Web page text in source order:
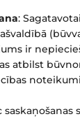
:
ir
atbilst
saskaņošanas